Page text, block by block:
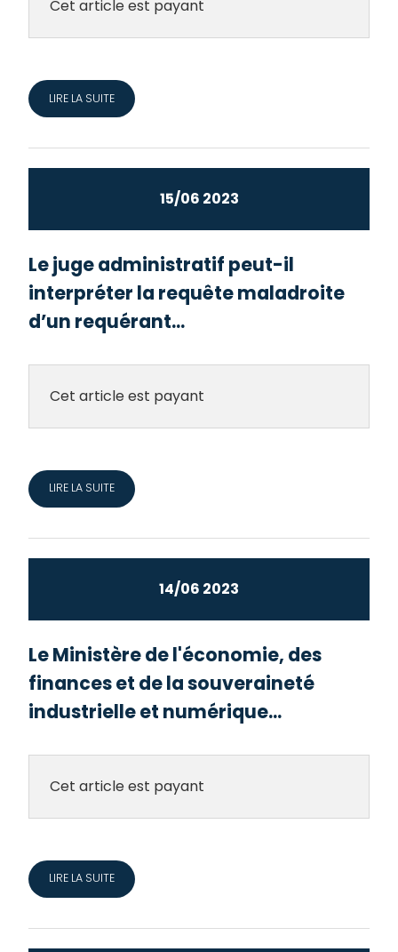
Cet article est payant
LIRE LA SUITE
15/06 2023
Le juge administratif peut-il
interpréter la requête maladroite
d’un requérant...
Cet article est payant
LIRE LA SUITE
14/06 2023
Le Ministère de l'économie, des
finances et de la souveraineté
industrielle et numérique...
Cet article est payant
LIRE LA SUITE